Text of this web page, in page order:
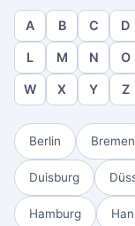
A B C D
L M N O
W X Y Z
Berlin Bremen
Duisburg
Hamburg